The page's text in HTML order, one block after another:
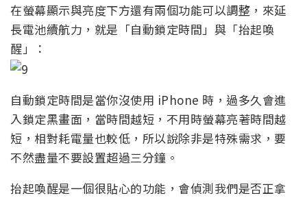
在螢幕顯示與亮度下方還有兩個功能可以調整，來延
長電池續航力，就是「自動鎖定時間」與「抬起喚
醒」：
自動鎖定時間是當你沒使用 iPhone 時，過多久會進
入鎖定黑畫面，當時間越短，不用時螢幕亮著時間越
短，相對耗電量也較低，所以說除非是特殊需求，要
不然盡量不要設置超過三分鐘。
抬起喚醒是一個很貼心的功能，會偵測我們是否正拿